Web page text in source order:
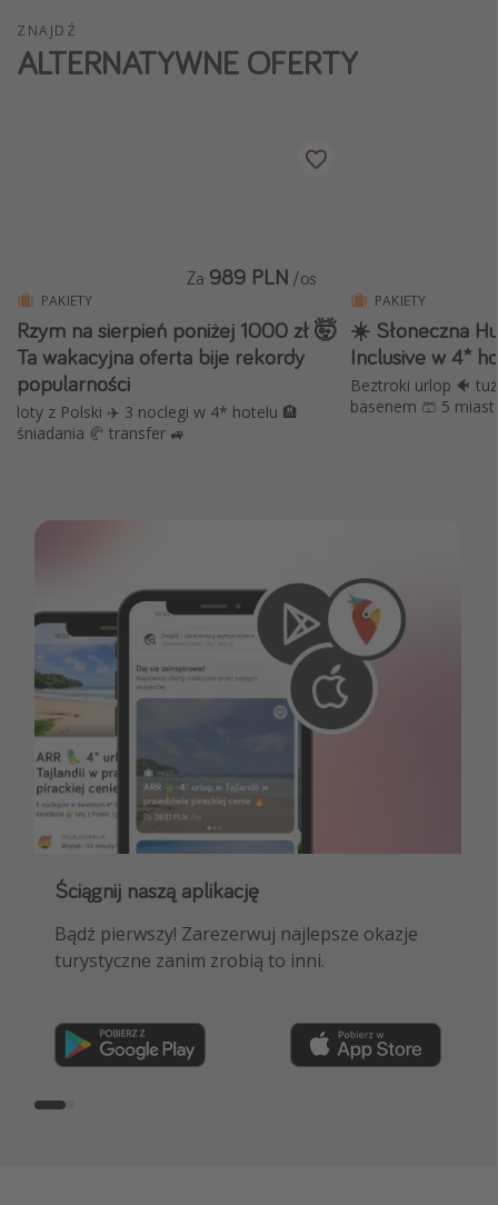
Weekend dla dwojga
City Break
Więcej tematów
Newsy, ciekawostki, porady podróżnicze
Najlepsze aplikacje podróżnicze
Kalendarz podróży
ZNAJDŹ
ALTERNATYWNE OFERTY
PAKIETY
Rzym na sierpień poniżej 1000 zł 🤯
Ta wakacyjna oferta bije rekordy
popularności
loty z Polski ✈️ 3 noclegi w 4* hotelu 🏨
śniadania 🥐 transfer 🚙
Za 989 PLN /os
PAKIETY
☀️ Słoneczna
Inclusive w 4*
Beztroki urlop 🐠
basenem 🩳 5
Ściągnij naszą aplikację
Bądź pierwszy! Zarezerwuj najlepsze okazje
turystyczne zanim zrobią to inni.
Dołącz do naszego kanału na WhatsApp
NAJLEPSZE oferty podróżnicze, porady
ekspertów i wiele więcej!